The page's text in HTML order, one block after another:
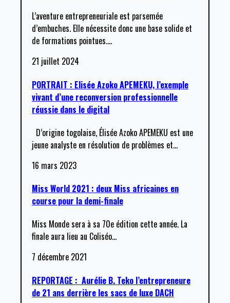
L’aventure entrepreneuriale est parsemée
d’embuches. Elle nécessite donc une base solide et
de formations pointues.…
21 juillet 2024
PORTRAIT : Elisée Azoko APEMEKU, l’exemple
vivant d’une reconversion professionnelle
réussie dans le digital
D’origine togolaise, Élisée Azoko APEMEKU est une
jeune analyste en résolution de problèmes et…
16 mars 2023
Miss World 2021 : deux Miss africaines en
course pour la demi-finale
Miss Monde sera à sa 70e édition cette année. La
finale aura lieu au Coliséo…
7 décembre 2021
REPORTAGE : Aurélie B. Teko l’entrepreneure
de 21 ans derrière les sacs de luxe DACH